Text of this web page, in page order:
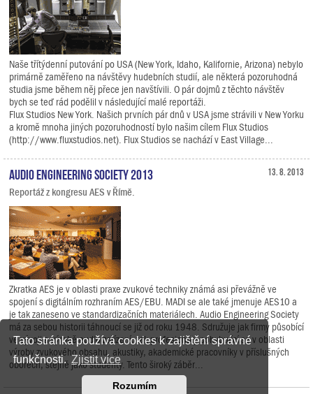
Tato stránka používá cookies k zajištění správné
funkčnosti. Zjistit více
Rozumím
Naše třítýdenní putování po USA (New York, Idaho, Kalifornie, Arizona) nebylo
primárně zaměřeno na návštěvy hudebních studií, ale některá pozoruhodná
studia jsme během něj přece jen navštívili. O pár dojmů z těchto návštěv
bych se teď rád podělil v následující malé reportáži.
Flux Studios New York. Našich prvních pár dnů v USA jsme strávili v New Yorku
a kromě mnoha jiných pozoruhodností bylo našim cílem Flux Studios
(http://www.fluxstudios.net). Flux Studios se nachází v East Village...
13. 8. 2013
Audio Engineering Society 2013
Reportáž z kongresu AES v Římě.
Zkratka AES je v oblasti praxe zvukové techniky známá asi převážně ve
spojení s digitálním rozhraním AES/EBU. MADI se ale také jmenuje AES10 a
je tak zaneseno ve standardizačních materiálech. Audio Engineering Society
má za sebou historii táhnoucí se již od roku 1948. Sdružuje jak firmy působící
ve vývoji a výrobě audio zařízení, tak profesionály pohybující se v oblasti
výroby zvukového obsahu, akustiky, akademické pracovníky v příslušných
oborech, stejně jako studenty. Tento široký záběr...